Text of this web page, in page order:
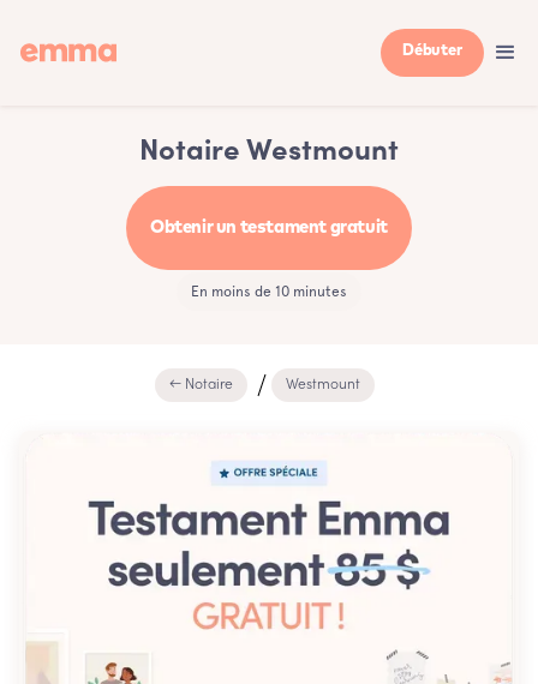
Débuter
Notaire Westmount
Obtenir un testament gratuit
En moins de 10 minutes
← Notaire Westmount